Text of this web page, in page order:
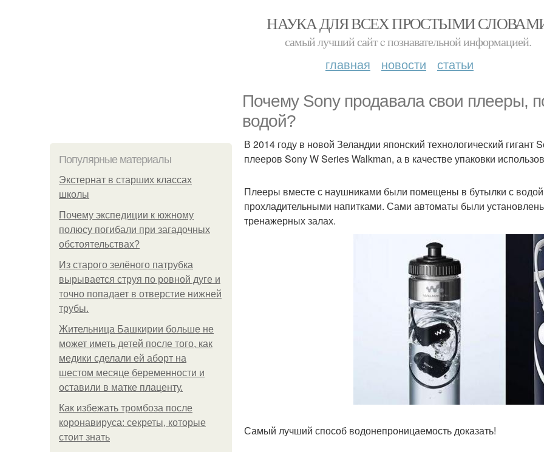
НАУКА ДЛЯ ВСЕХ ПРОСТЫМИ
самый лучший сайт c познавательной информацией.
главная новости статьи
Почему Sony продавала свои плееры,
водой?
Популярные материалы
Экстернат в старших классах
школы
Почему экспедиции к южному
полюсу погибали при загадочных
обстоятельствах?
Из старого зелёного патрубка
вырывается струя по ровной дуге и
точно попадает в отверстие нижней
трубы.
Жительница Башкирии больше не
может иметь детей после того, как
медики сделали ей аборт на
шестом месяце беременности и
оставили в матке плаценту.
Как избежать тромбоза после
коронавируса: секреты, которые
стоит знать
В 2014 году в новой Зеландии японский технологический
плееров Sony W Series Walkman, а в качестве упаковки
Плееры вместе с наушниками были помещены в бутылки с водой
прохладительными напитками. Сами автоматы были
тренажерных залах.
Самый лучший способ водонепроницаемость доказать!